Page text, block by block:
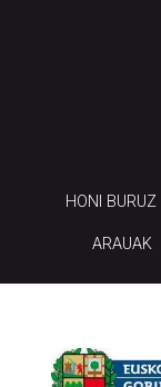
HONI BURUZ
ARAUAK